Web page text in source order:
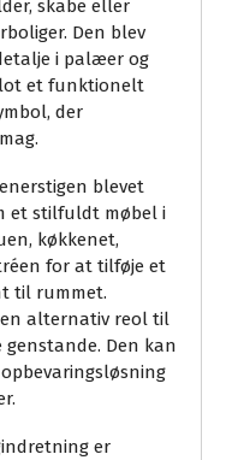
skabe eller
Den blev
i palæer og
et funktionelt
der
blevet
et stilfuldt møbel i
køkkenet,
for at tilføje et
til rummet.
en alternativ reol til
Den kan
er